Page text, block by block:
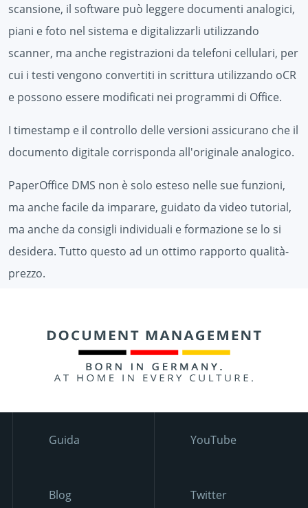
scansione, il software può leggere documenti analogici,
piani e foto nel sistema e digitalizzarli utilizzando
scanner, ma anche registrazioni da telefoni cellulari, per
cui i testi vengono convertiti in scrittura utilizzando oCR
e possono essere modificati nei programmi di Office.
I timestamp e il controllo delle versioni assicurano che il
documento digitale corrisponda all'originale analogico.
PaperOffice DMS non è solo esteso nelle sue funzioni,
ma anche facile da imparare, guidato da video tutorial,
ma anche da consigli individuali e formazione se lo si
desidera. Tutto questo ad un ottimo rapporto qualità-
prezzo.
Guida YouTube
Blog Twitter